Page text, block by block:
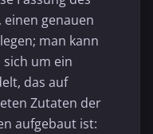
genauen
man kann
sich um ein
das auf
Zutaten der
aufgebaut ist: